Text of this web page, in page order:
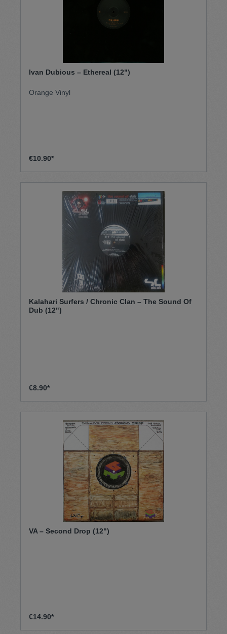
Ivan Dubious – Ethereal (12")
Orange Vinyl
€10.90*
Kalahari Surfers / Chronic Clan – The Sound Of
Dub (12")
€8.90*
VA – Second Drop (12")
€14.90*